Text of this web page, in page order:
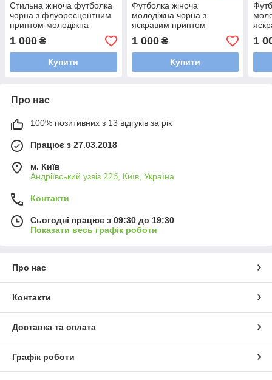
Стильна жіноча футболка
чорна з флуоресцентним
принтом молодіжна
Футболки жіночі
1 000 ₴
Купити
Футболка жіноча
молодіжна чорна з
яскравим принтом
Футболки для дівчат
1 000₴
Купити
1
Про нас
100% позитивних з 13 відгуків за рік
Працює з 27.03.2018
м. Київ
Андріївський узвіз 22б, Київ, Україна
Контакти
Сьогодні працює з 09:30 до 19:30
Показати весь графік роботи
Про нас
Контакти
Доставка та оплата
Графік роботи